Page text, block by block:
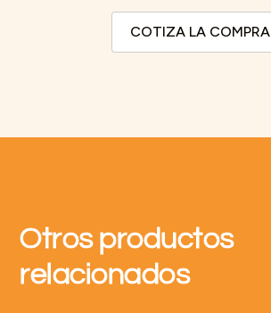
COTIZA LA COMPRA
Otros productos
relacionados